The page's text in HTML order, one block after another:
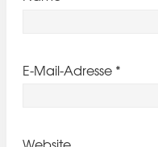
E-Mail-Adresse *